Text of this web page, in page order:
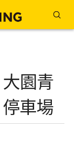
園青
車場